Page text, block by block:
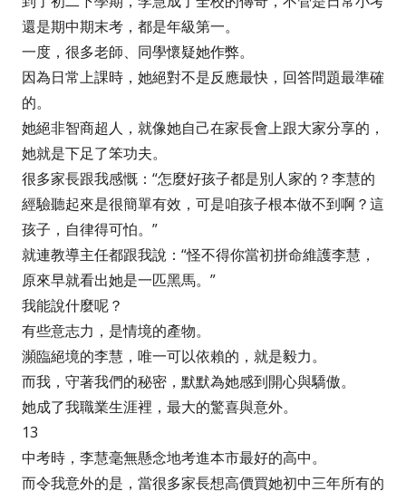
還是期中期末考，都是年級第一。
一度，很多老師、同學懷疑她作弊。
因為日常上課時，她絕對不是反應最快，回答問題最準確
的。
她絕非智商超人，就像她自己在家長會上跟大家分享的，
她就是下足了笨功夫。
很多家長跟我感慨：“怎麼好孩子都是別人家的？李慧的
經驗聽起來是很簡單有效，可是咱孩子根本做不到啊？這
孩子，自律得可怕。”
就連教導主任都跟我說：“怪不得你當初拼命維護李慧，
原來早就看出她是一匹黑馬。”
我能說什麼呢？
有些意志力，是情境的產物。
瀕臨絕境的李慧，唯一可以依賴的，就是毅力。
而我，守著我們的秘密，默默為她感到開心與驕傲。
她成了我職業生涯裡，最大的驚喜與意外。
13
中考時，李慧毫無懸念地考進本市最好的高中。
而令我意外的是，當很多家長想高價買她初中三年所有的